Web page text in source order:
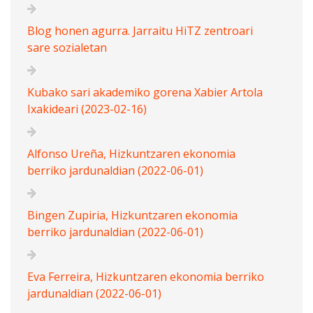
Blog honen agurra. Jarraitu HiTZ zentroari
sare sozialetan
Kubako sari akademiko gorena Xabier Artola
Ixakideari (2023-02-16)
Alfonso Ureña, Hizkuntzaren ekonomia
berriko jardunaldian (2022-06-01)
Bingen Zupiria, Hizkuntzaren ekonomia
berriko jardunaldian (2022-06-01)
Eva Ferreira, Hizkuntzaren ekonomia berriko
jardunaldian (2022-06-01)